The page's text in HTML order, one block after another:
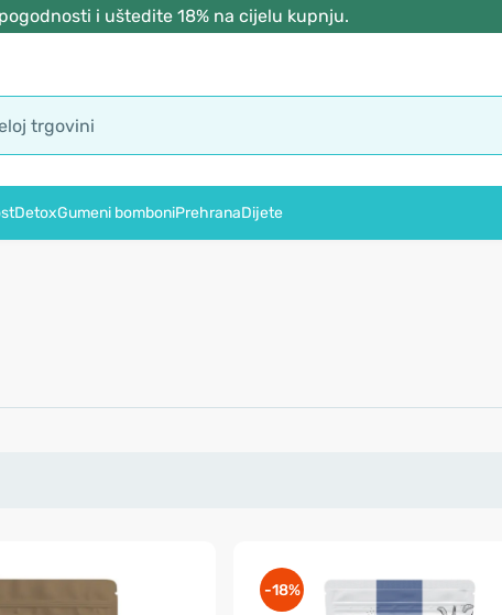
i uštedite 18% na cijelu kupnju.
DetoxGumeni bomboniPrehranaDijete
-18%